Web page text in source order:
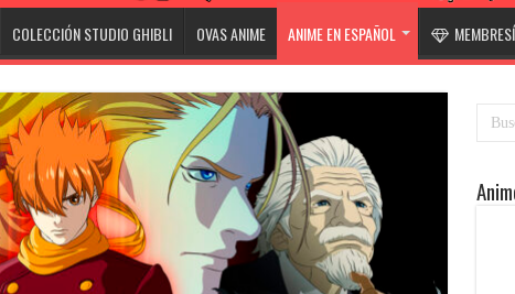
COLECCIÓN STUDIO GHIBLI OVAS ANIME ANIME EN ESPAÑOL